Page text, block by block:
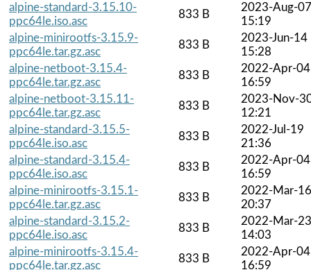
alpine-standard-3.15.10-
ppc64le.iso.asc
833 B
2023-Aug-07
15:19
alpine-minirootfs-3.15.9-
ppc64le.tar.gz.asc
833 B
2023-Jun-14
15:28
alpine-netboot-3.15.4-
ppc64le.tar.gz.asc
833 B
2022-Apr-04
16:59
alpine-netboot-3.15.11-
ppc64le.tar.gz.asc
833 B
2023-Nov-
12:21
alpine-standard-3.15.5-
ppc64le.iso.asc
833 B
2022-Jul-19
21:36
alpine-standard-3.15.4-
ppc64le.iso.asc
833 B
2022-Apr-04
16:59
alpine-minirootfs-3.15.1-
ppc64le.tar.gz.asc
833 B
2022-Mar-16
20:37
alpine-standard-3.15.2-
ppc64le.iso.asc
833 B
2022-Mar-23
14:03
alpine-minirootfs-3.15.4-
ppc64le.tar.gz.asc
833 B
2022-Apr-04
16:59